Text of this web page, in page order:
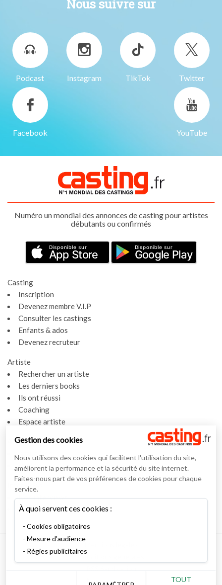
Nous suivre sur
Podcast Instagram TikTok Twitter
Facebook YouTube
Numéro un mondial des annonces de casting pour artistes
débutants ou confirmés
Disponible sur
App Store
Disponible sur
Google Play
Casting
Inscription
Devenez membre V.I.P
Consulter les castings
Enfants & ados
Devenez recruteur
Artiste
Rechercher un artiste
Les derniers books
Ils ont réussi
Coaching
Espace artiste
Actualités
Actualités
Vidéos
Interviews
Nos interviews
Lexique
Conditions générales
Nous contacter
Gestion des cookies
Nous utilisons des cookies qui facilitent l'utilisation du site,
améliorent la performance et la sécurité du site internet.
Faites-nous part de vos préférences de cookies pour chaque
service.
À quoi servent ces cookies :
Cookies obligatoires
Mesure d'audience
Régies publicitaires
TOUT